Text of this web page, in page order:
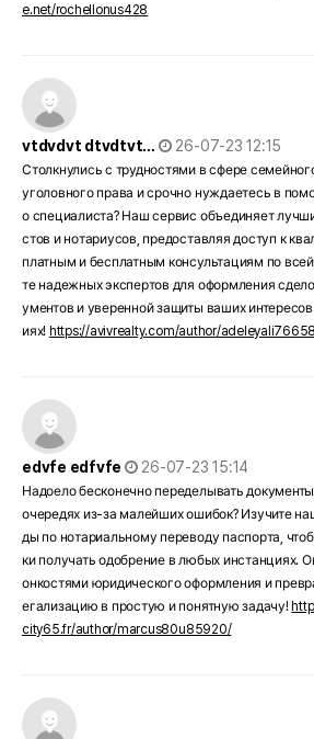
e.net/rochellonus428
vtdvdvt dtvdtvt…
작성일
26-07-23 12:15
Столкнулись с трудностями в сфере
уголовного права и срочно нуждаетесь в
о специалиста? Наш сервис объединяет
стов и нотариусов, предоставляя доступ к
платным и бесплатным консультациям по
те надежных экспертов для оформления
ументов и уверенной защиты ваших
иях! https://avivrealty.com/author/
edvfe edfvfe
작성일
26-07-23 15:14
Надоело бесконечно переделывать
очередях из-за малейших ошибок? Изучите
ды по нотариальному переводу паспорта,
ки получать одобрение в любых инстанциях.
онкостями юридического оформления и
егализацию в простую и понятную задачу!
city65.fr/author/marcus80u85920/